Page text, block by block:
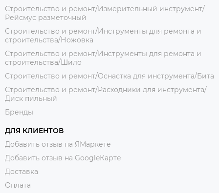
Строительство и ремонт/Измерительный инструмент/
Рейсмус разметочный
Строительство и ремонт/Инструменты для ремонта и
строительства/Ножовка
Строительство и ремонт/Инструменты для ремонта и
строительства/Шило
Строительство и ремонт/Оснастка для инструмента/Бита
Строительство и ремонт/Расходники для инструмента/
Диск пильный
Бренды
ДЛЯ КЛИЕНТОВ
Добавить отзыв на ЯМаркете
Добавить отзыв на GoogleКарте
Доставка
Оплата